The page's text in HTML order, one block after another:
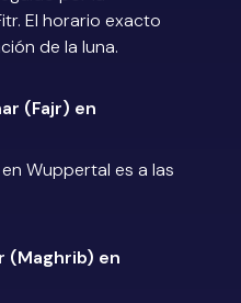
El horario exacto
de la luna.
(Fajr) en
Wuppertal es a las
(Maghrib) en